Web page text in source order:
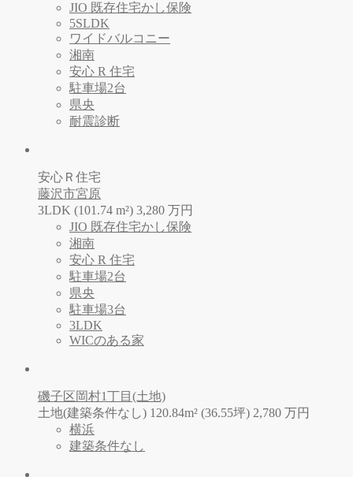
JIO 既存住宅かし保険
5SLDK
ワイドバルコニー
湘南
安心 R 住宅
駐車場2台
県央
耐震診断
安心Ｒ住宅
藤沢市宮原
3LDK (101.74 m²) 3,280 万円
JIO 既存住宅かし保険
湘南
安心 R 住宅
駐車場2台
県央
駐車場3台
3LDK
WICのある家
磯子区岡村1丁目(土地)
土地(建築条件なし) 120.84m² (36.55坪) 2,780 万円
横浜
建築条件なし